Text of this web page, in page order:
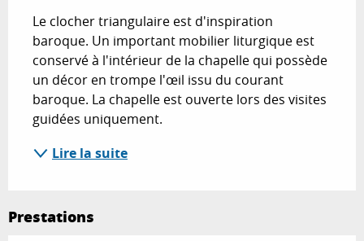
Le clocher triangulaire est d'inspiration
baroque. Un important mobilier liturgique est
conservé à l'intérieur de la chapelle qui possède
un décor en trompe l'œil issu du courant
baroque. La chapelle est ouverte lors des visites
guidées uniquement.
Lire la suite
Prestations